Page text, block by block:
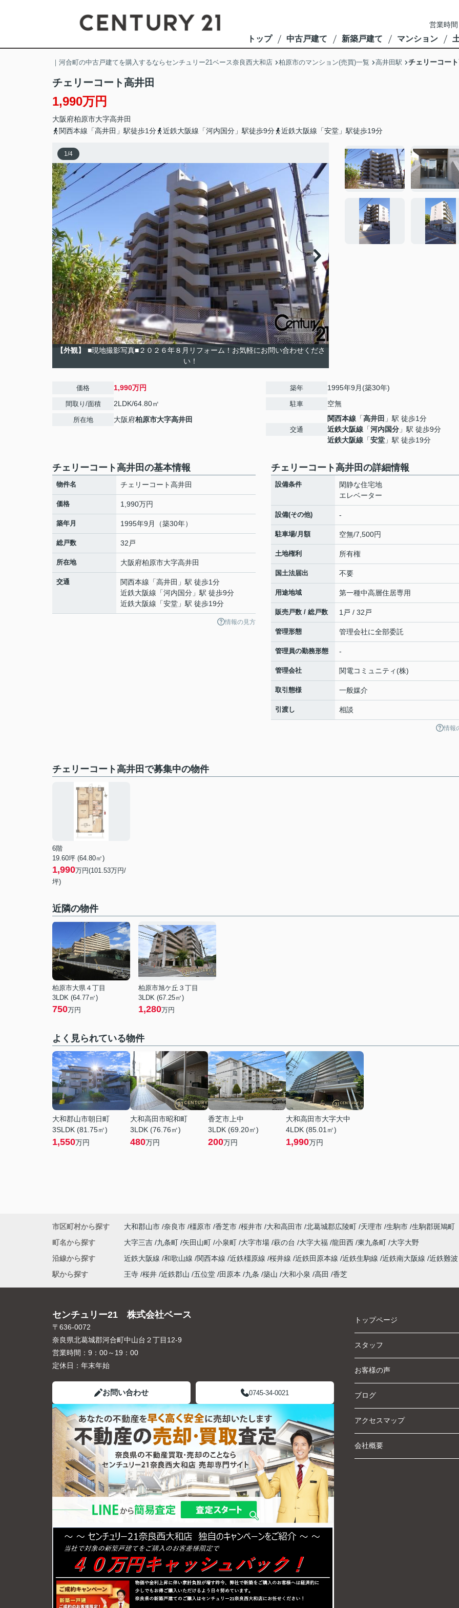
営業時
トップ 中古戸建て 新築戸建て マンション
｜河合町の中古戸建てを購入するならセンチュリー21ベース奈良西大和店 柏原市のマンション(売買)一覧 高井田駅 チェリーコー
チェリーコート高井田
1,990万円
大阪府柏原市大字高井田
関西本線「高井田」駅徒歩1分
近鉄大阪線「河内国分」駅徒歩9分 近鉄大阪線「安堂」駅徒歩19分
1/4
【外観】
■現地撮影写真■２０２６年８月リフォーム！お気軽にお問い合わせくださ
い！
価格 1,990万円
間取り/面積 2LDK/64.80㎡
所在地 大阪府柏原市大字高井田
築年 1995年9月(築30年)
駐車 空無
交通
関西本線 「高井田 」駅 徒歩1分
近鉄大阪線 「河内国分 」駅 徒歩9分
近鉄大阪線 「安堂 」駅 徒歩19分
チェリーコート高井田の基本情報
物件名 チェリーコート高井田
価格 1,990万円
築年月 1995年9月（築30年）
総戸数 32戸
所在地 大阪府柏原市大字高井田
交通 関西本線 「高井田 」駅 徒歩1分
近鉄大阪線 「河内国分 」駅 徒歩9分
近鉄大阪線 「安堂 」駅 徒歩19分
情報の見方
チェリーコート高井田の詳細情報
設備条件
閑静な住宅地
エレベーター
設備(その他) -
駐車場/月額 空無/7,500円
土地権利 所有権
国土法届出 不要
用途地域 第一種中高層住居専用
販売戸数 / 総戸数 1戸 / 32戸
管理形態 管理会社に全部委託
管理員の勤務形態 -
管理会社 関電コミュニティ(株)
取引態様 一般媒介
引渡し 相談
情報
チェリーコート高井田で募集中の物件
6階
19.60坪 (64.80㎡)
1,990万円(101.53万円/
坪)
近隣の物件
柏原市大県４丁目
3LDK (64.77㎡)
750万円
柏原市旭ケ丘３丁目
3LDK (67.25㎡)
1,280万円
よく見られている物件
大和郡山市朝日町
3SLDK (81.75㎡)
1,550万円
大和高田市昭和町
3LDK (76.76㎡)
480万円
香芝市上中
3LDK (69.20㎡)
200万円
大和高田市大字大中
4LDK (85.01㎡)
1,990万円
市区町村から探す 大和郡山市 奈良市 橿原市 香芝市 桜井市 大和高田市 北葛城郡広陵町 天理市 生駒市 生駒郡斑鳩町
町名から探す
大字三吉 九条町 矢田山町 小泉町 大字市場 萩の台 大字大福 龍田西 東九条町 大字大野
沿線から探す
近鉄大阪線 和歌山線 関西本線 近鉄橿原線 桜井線 近鉄田原本線 近鉄生駒線 近鉄南大阪線 近鉄難
駅から探す
王寺 桜井 近鉄郡山 五位堂 田原本 九条 築山 大和小泉 高田 香芝
センチュリー21 株式会社ベース
〒636-0072
奈良県北葛城郡河合町中山台２丁目12-9
営業時間： 9：00～19：00
定休日： 年末年始
お問い合わせ 0745-34-0021
トップページ
スタッフ
お客様の声
ブログ
アクセスマップ
会社概要